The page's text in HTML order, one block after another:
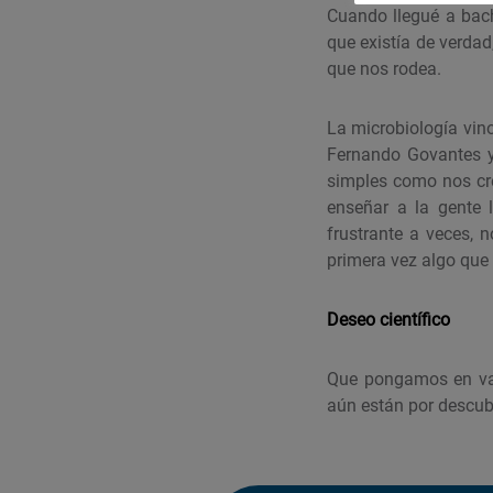
Cuando llegué a
que existía de
que nos rodea.
La microbiología
Fernando
simples como nos
enseñar a la gente
frustrante a veces,
primera vez algo
Deseo científico
Que pongamos en
aún están por